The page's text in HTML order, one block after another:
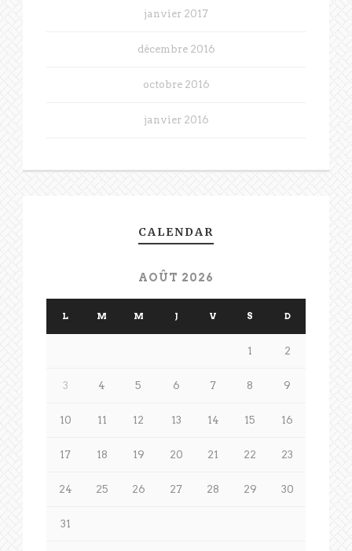
janvier 2017
décembre 2016
octobre 2016
janvier 2016
CALENDAR
AOÛT 2026
L M M J V S D
1 2
3 4 5 6 7 8 9
10 11 12 13 14 15 16
17 18 19 20 21 22 23
24 25 26 27 28 29 30
31